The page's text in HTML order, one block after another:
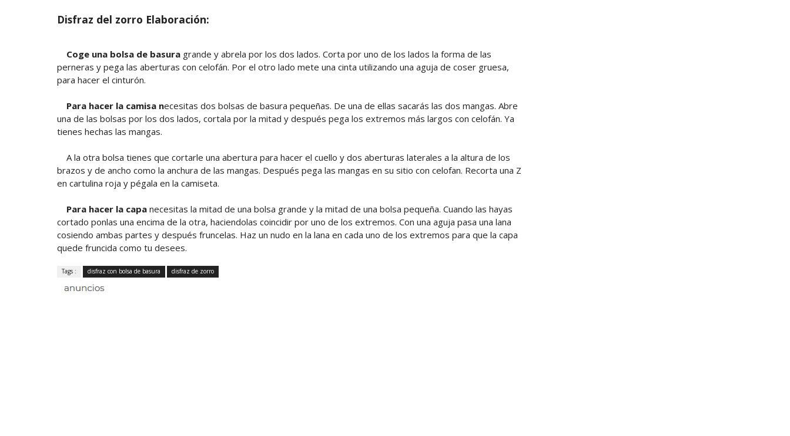
Disfraz del zorro Elaboración:
Coge una bolsa de basura grande y abrela por los dos lados. Corta por uno de los lados la forma de las
perneras y pega las aberturas con celofán. Por el otro lado mete una cinta utilizando una aguja de coser gruesa,
para hacer el cinturón.
Para hacer la camisa necesitas dos bolsas de basura pequeñas. De una de ellas sacarás las dos mangas. Abre
una de las bolsas por los dos lados, cortala por la mitad y después pega los extremos más largos con celofán. Ya
tienes hechas las mangas.
A la otra bolsa tienes que cortarle una abertura para hacer el cuello y dos aberturas laterales a la altura de los
brazos y de ancho como la anchura de las mangas. Después pega las mangas en su sitio con celofan. Recorta una Z
en cartulina roja y pégala en la camiseta.
Para hacer la capa necesitas la mitad de una bolsa grande y la mitad de una bolsa pequeña. Cuando las hayas
cortado ponlas una encima de la otra, haciendolas coincidir por uno de los extremos. Con una aguja pasa una lana
cosiendo ambas partes y después fruncelas. Haz un nudo en la lana en cada uno de los extremos para que la capa
quede fruncida como tu desees.
Tags : disfraz con bolsa de basura disfraz de zorro